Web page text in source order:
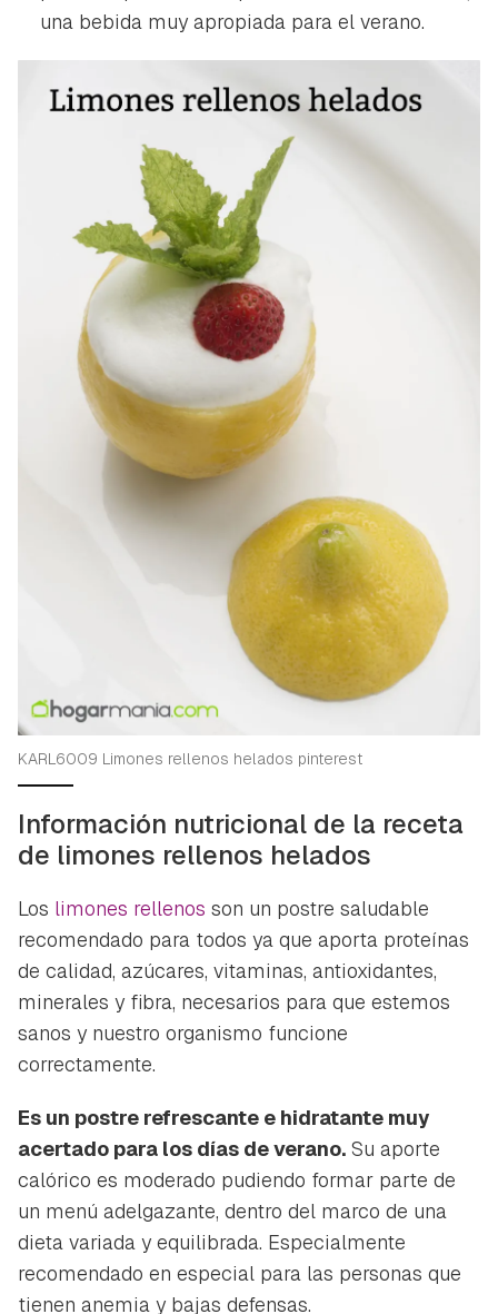
una bebida muy apropiada para el verano.
KARL6009 Limones rellenos helados pinterest
Información nutricional de la receta
de limones rellenos helados
Los limones rellenos son un postre saludable
recomendado para todos ya que aporta proteínas
de calidad, azúcares, vitaminas, antioxidantes,
minerales y fibra, necesarios para que estemos
sanos y nuestro organismo funcione
correctamente.
Es un postre refrescante e hidratante muy
acertado para los días de verano. Su aporte
calórico es moderado pudiendo formar parte de
un menú adelgazante, dentro del marco de una
dieta variada y equilibrada. Especialmente
recomendado en especial para las personas que
tienen anemia y bajas defensas.